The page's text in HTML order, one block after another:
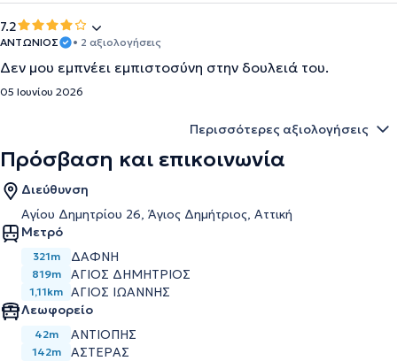
7.2
ΑΝΤΩΝΙΟΣ • 2 αξιολογήσεις
Δεν μου εμπνέει εμπιστοσύνη στην δουλειά του.
05 Ιουνίου 2026
Περισσότερες αξιολογήσεις
Πρόσβαση και επικοινωνία
Διεύθυνση
Αγίου Δημητρίου 26, Άγιος Δημήτριος, Αττική
Μετρό
321m ΔΑΦΝΗ
819m ΑΓΙΟΣ ΔΗΜΗΤΡΙΟΣ
1,11km ΑΓΙΟΣ ΙΩΑΝΝΗΣ
Λεωφορείο
42m ΑΝΤΙΟΠΗΣ
142m ΑΣΤΕΡΑΣ